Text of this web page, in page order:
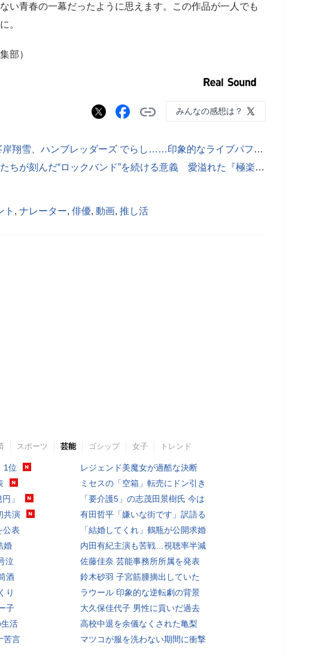
い青春の一幕だったように思えます。この作品が一人でも
。
部）
みんなの感想は？
おいしくるメロンパン 峯岸翔雪、ハンブレッダーズ でらし……印象的なライブパフォーマンスで沸かすベーシストたちに注目
キュウソネコカミと盟友たちが刻んだ“ロックバンド”を続ける意義 愛溢れた『極楽鼠浄土』を完全レポート
ト , ナレーター, 俳優, 動画, 推し活
スポーツ 芸能 ゴシップ 女子 トレンド
1位
」
共演
公表
婚
泣
酒
り
子
活
苦言
レジェンド美魔女が過酷な決断
ミセスの「空箱」転売にドン引き
「要介護5」の志茂田景樹氏 今は
有田哲平「嫌いな街です」訳語る
「結婚してくれ」鶴瓶が公開求婚
内田有紀主演も苦戦…視聴率半減
佐藤佳奈 芸能事務所所属を発表
鈴木砂羽 子宮筋腫摘出していた
ラウール 印象的な逆転劇の背景
大久保佳代子 男性に貢いだ過去
高校中退を余儀なくされた亀梨
マツコが服を洗わない期間に衝撃